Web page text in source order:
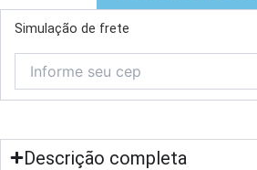
Simulação de frete
Descrição completa